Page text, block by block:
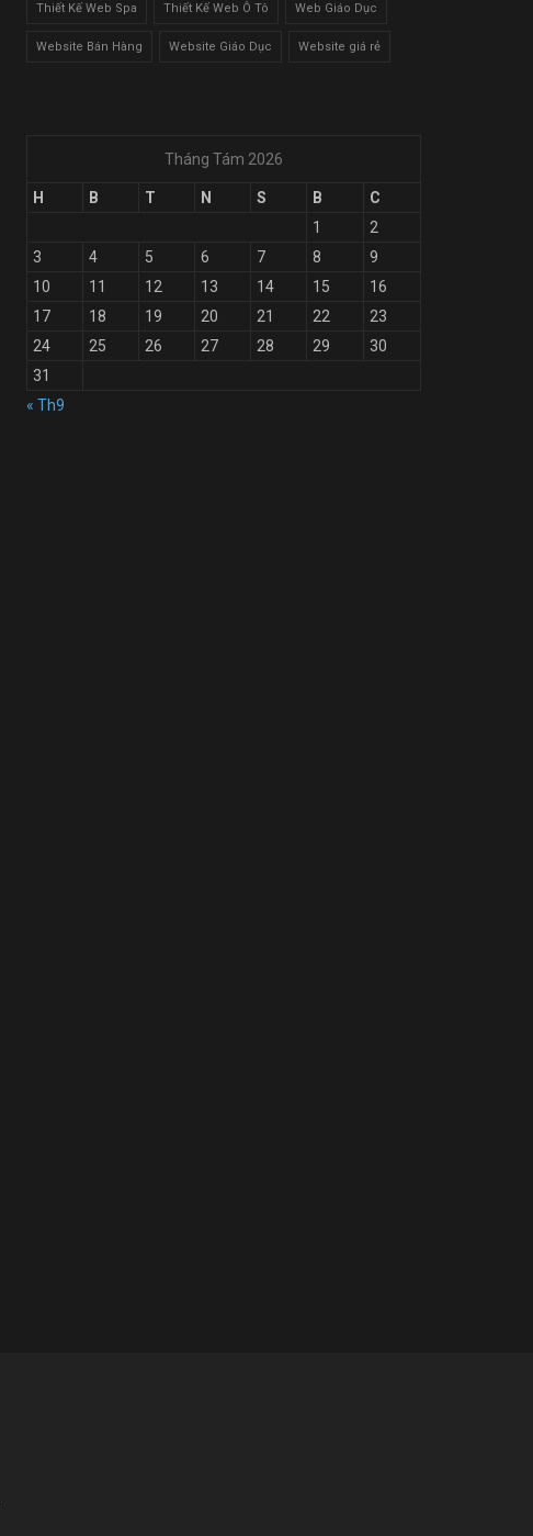
Thiết Kế Web Spa Thiết Kế Web Ô Tô Web Giáo Dục
Website Bán Hàng Website Giáo Dục Website giá rẻ
Tháng Tám 2026
H B T N S B
C
1
2
3
4 5 6 7 8
9
10
11 12 13 14 15
16
17
18 19 20 21 22
23
24
25 26 27 28 29
30
31
« Th9